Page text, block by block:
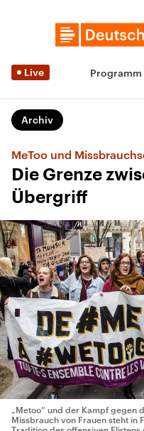
Live Programm
Archiv
MeToo und
Die Grenze
Übergriff
„Metoo“ und der Kampf gegen
Missbrauch von Frauen steht in